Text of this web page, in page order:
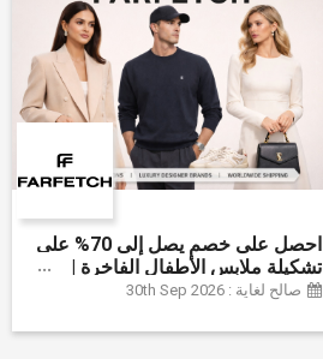
احصل على خصم يصل إلى 70% على
تشكيلة ملابس الأطفال الفاخرة |
خصم إضافي 20% (يُطبّق الخصم
صالح لغاية : 30th Sep 2026